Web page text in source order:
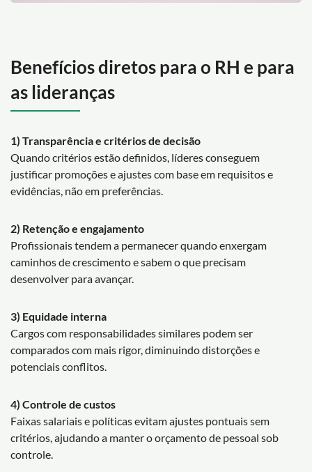
Benefícios diretos para o RH e para
as lideranças
1) Transparência e critérios de decisão
Quando critérios estão definidos, líderes conseguem
justificar promoções e ajustes com base em requisitos e
evidências, não em preferências.
2) Retenção e engajamento
Profissionais tendem a permanecer quando enxergam
caminhos de crescimento e sabem o que precisam
desenvolver para avançar.
3) Equidade interna
Cargos com responsabilidades similares podem ser
comparados com mais rigor, diminuindo distorções e
potenciais conflitos.
4) Controle de custos
Faixas salariais e políticas evitam ajustes pontuais sem
critérios, ajudando a manter o orçamento de pessoal sob
controle.